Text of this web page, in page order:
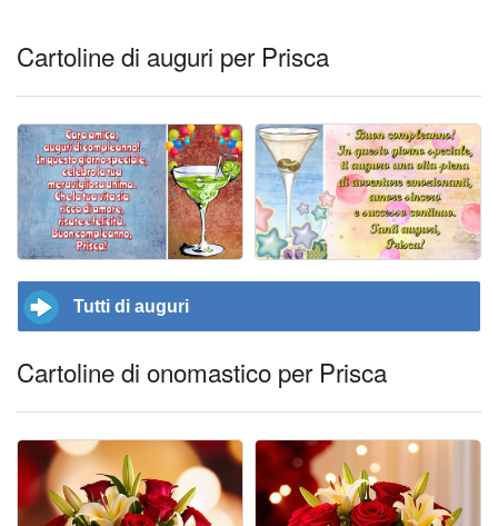
Cartoline di auguri per Prisca
Tutti di auguri
Cartoline di onomastico per Prisca